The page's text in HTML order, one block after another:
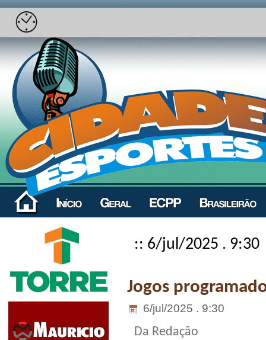
:: 6/jul/2025 . 9:30
Jogos
6/jul/2025 . 9:30
Da Redação